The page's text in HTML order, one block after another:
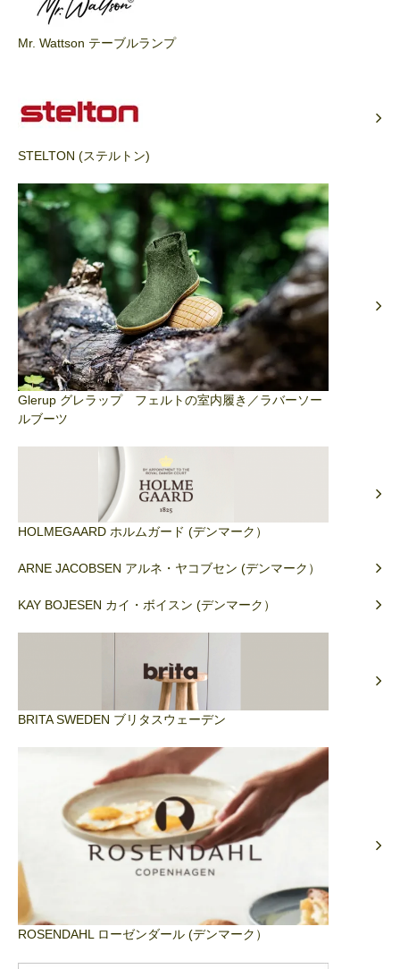
Mr. Wattson テーブルランプ
STELTON (ステルトン)
Glerup グレラップ フェルトの室内履き／ラバーソー
ルブーツ
HOLMEGAARD ホルムガード (デンマーク）
ARNE JACOBSEN アルネ・ヤコブセン (デンマーク）
KAY BOJESEN カイ・ボイスン (デンマーク）
BRITA SWEDEN ブリタスウェーデン
ROSENDAHL ローゼンダール (デンマーク）